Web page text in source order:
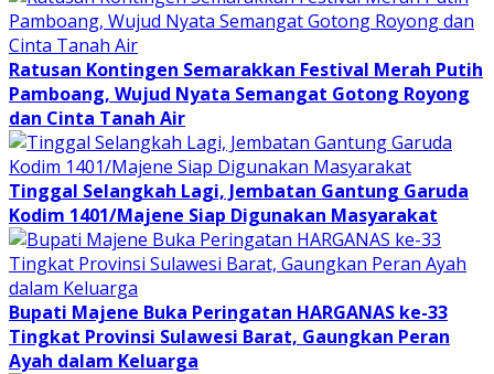
Ratusan Kontingen Semarakkan Festival Merah Putih
Pamboang, Wujud Nyata Semangat Gotong Royong
dan Cinta Tanah Air
Tinggal Selangkah Lagi, Jembatan Gantung Garuda
Kodim 1401/Majene Siap Digunakan Masyarakat
Bupati Majene Buka Peringatan HARGANAS ke-33
Tingkat Provinsi Sulawesi Barat, Gaungkan Peran
Ayah dalam Keluarga